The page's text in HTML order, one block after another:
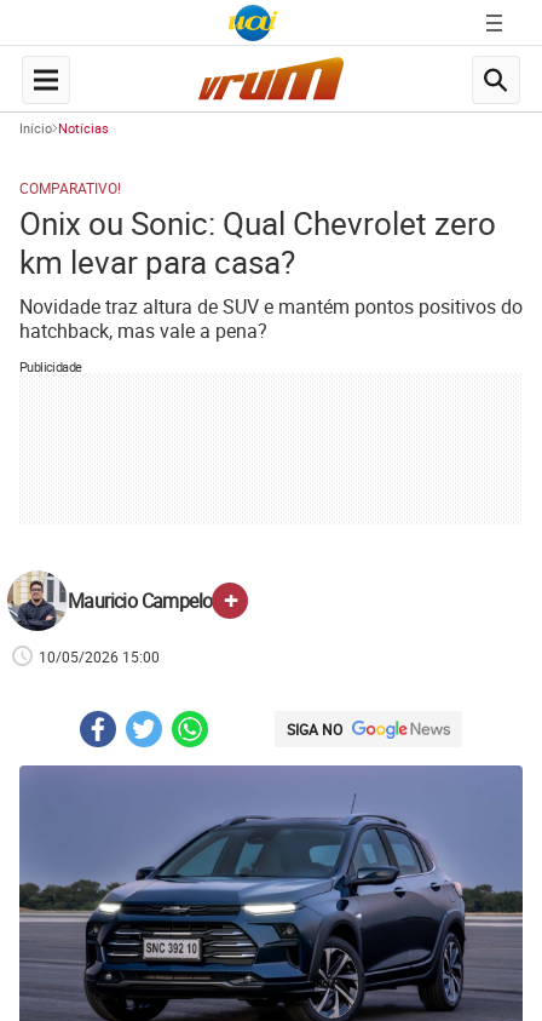
Início Notícias
COMPARATIVO!
Onix ou Sonic: Qual Chevrolet zero
km levar para casa?
Novidade traz altura de SUV e mantém pontos positivos do
hatchback, mas vale a pena?
Publicidade
Mauricio Campelo +
10/05/2026 15:00
SIGA NO